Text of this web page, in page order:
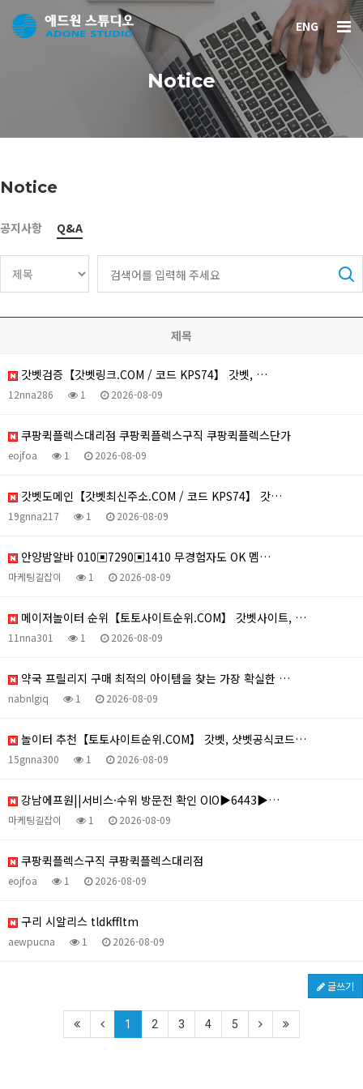
ENG
Notice
Notice
공지사항 Q&A
제목
갓벳검증【갓벳링크.COM / 코드 KPS74】 갓벳, …
12nna286 1 2026-08-09
쿠팡퀵플렉스대리점 쿠팡퀵플렉스구직 쿠팡퀵플렉스단가
eojfoa 1 2026-08-09
갓벳도메인【갓벳최신주소.COM / 코드 KPS74】 갓…
19gnna217 1 2026-08-09
안양밤알바 010▣7290▣1410 무경험자도 OK 멤…
마케팅길잡이 1 2026-08-09
메이저놀이터 순위【토토사이트순위.COM】 갓벳사이트, …
11nna301 1 2026-08-09
약국 프릴리지 구매 최적의 아이템을 찾는 가장 확실한 …
nabnlgiq 1 2026-08-09
놀이터 추천【토토사이트순위.COM】 갓벳, 샷벳공식코드…
15gnna300 1 2026-08-09
강남에프원||서비스·수위 방문전 확인 OlO▶6443▶…
마케팅길잡이 1 2026-08-09
쿠팡퀵플렉스구직 쿠팡퀵플렉스대리점
eojfoa 1 2026-08-09
구리 시알리스 tldkffltm
aewpucna 1 2026-08-09
글쓰기
1 2 3 4 5